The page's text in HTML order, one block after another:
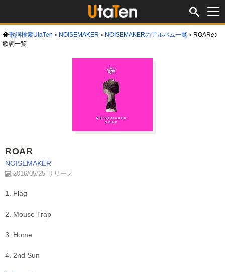
歌詞検索UtaTen NOISEMAKER NOISEMAKERのアルバム一覧
ROARの
歌詞一覧
ROAR
NOISEMAKER
2016/05/25 リリース
1. Flag
2. Mouse Trap
3. Home
4. 2nd Sun